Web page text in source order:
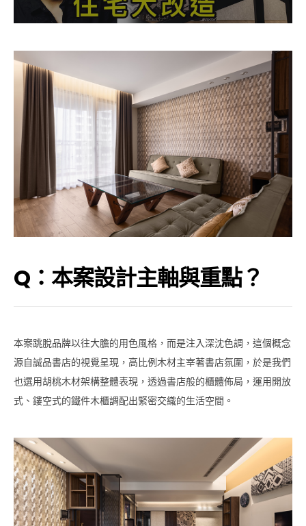
Q：本案設計主軸與重點？
本案跳脫品牌以往大膽的用色風格，而是注入深沈色調，這個概念
源自誠品書店的視覺呈現，高比例木材主宰著書店氛圍，於是我們
也選用胡桃木材架構整體表現，透過書店般的櫃體佈局，運用開放
式、鏤空式的鐵件木櫃調配出緊密交織的生活空間。